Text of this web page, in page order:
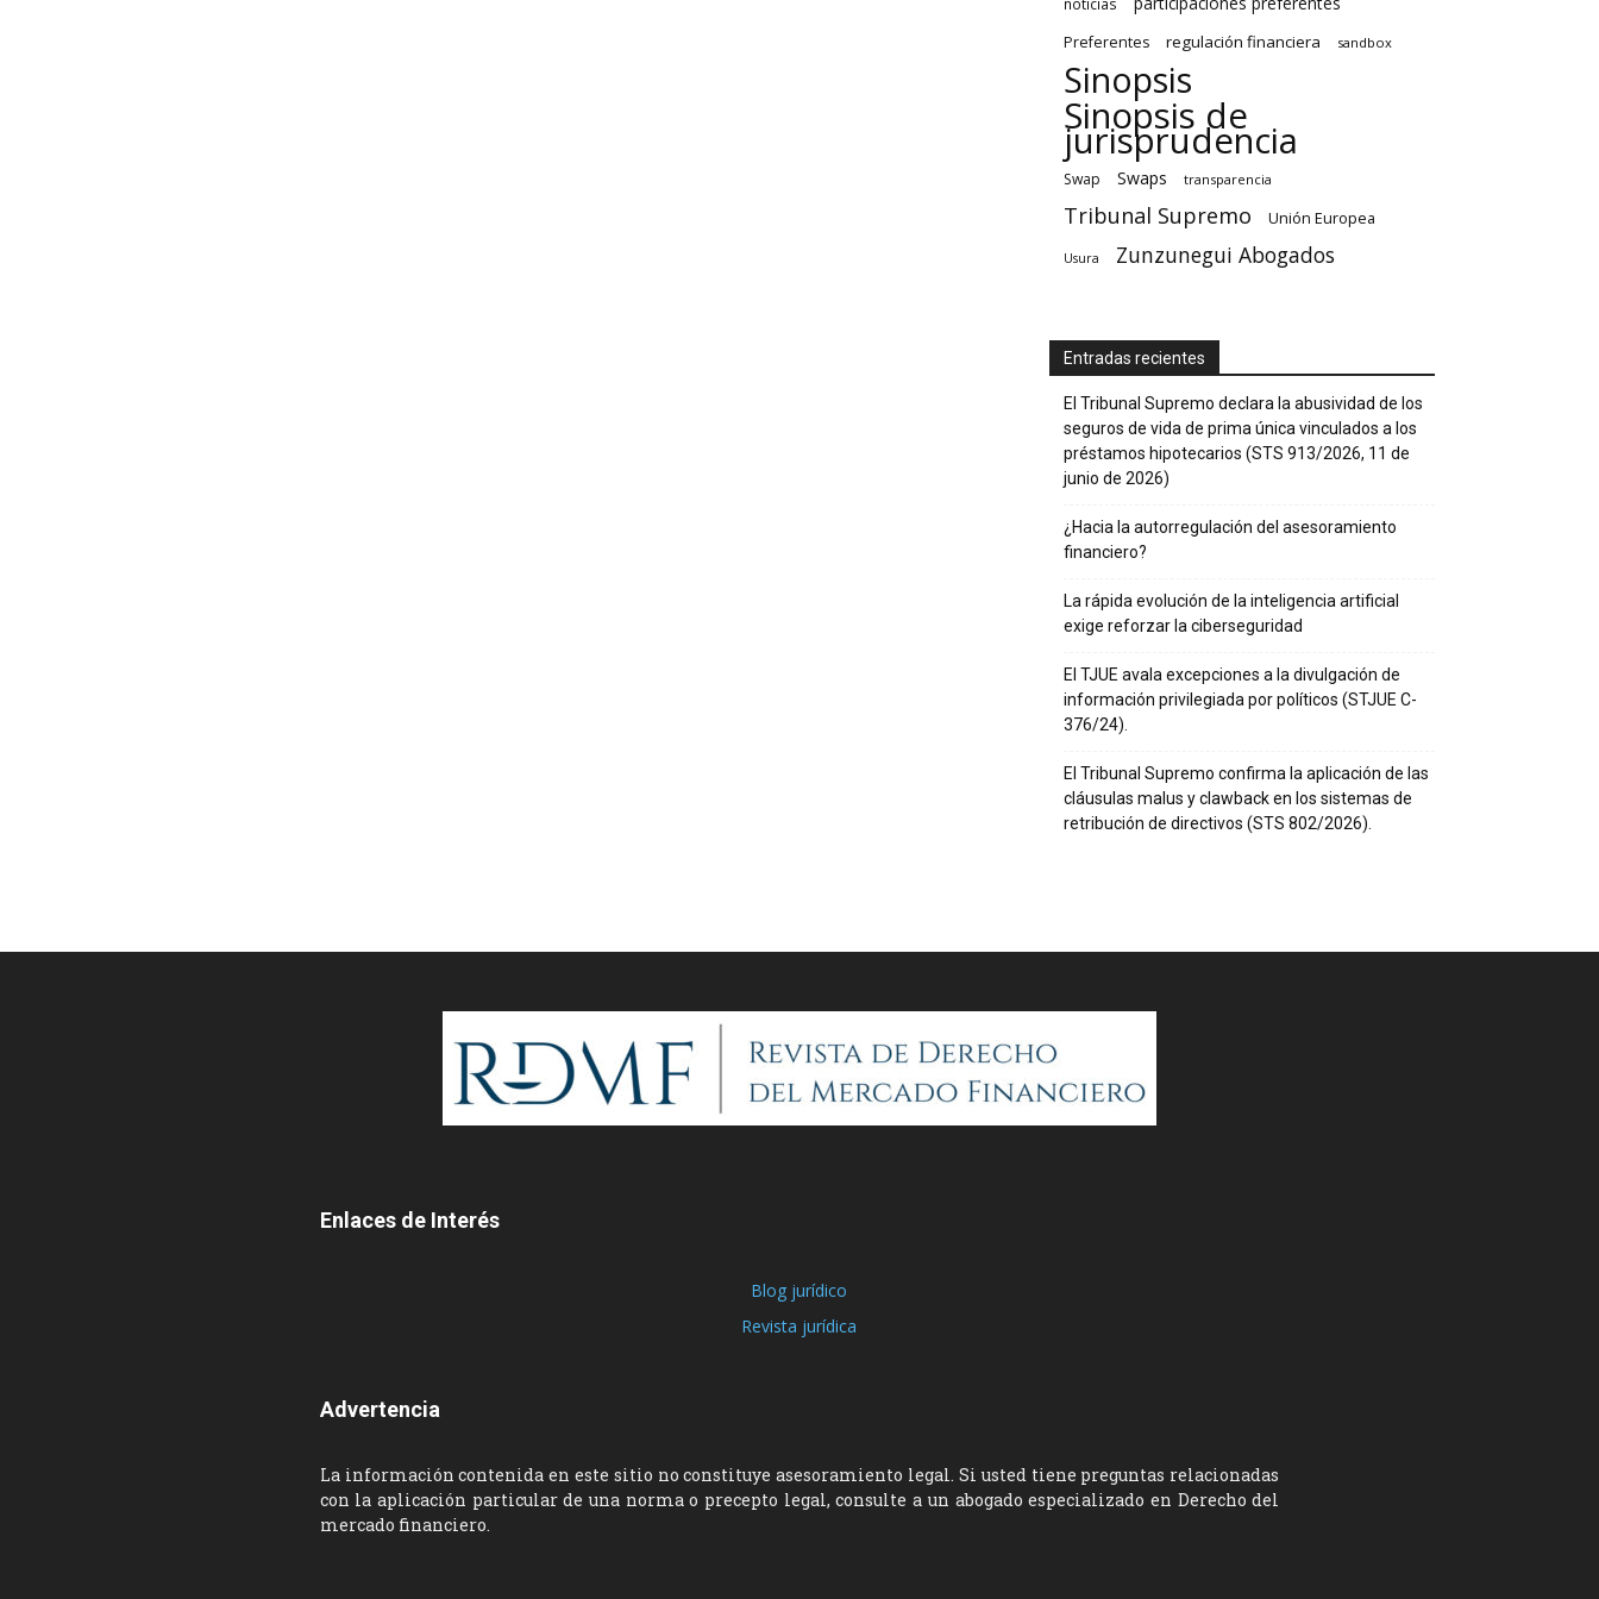
Preferentes regulación financiera sandbox
Sinopsis
Sinopsis de
jurisprudencia
Swap Swaps transparencia
Tribunal Supremo Unión Europea
Usura Zunzunegui Abogados
Entradas recientes
El Tribunal Supremo declara la abusividad de los
seguros de vida de prima única vinculados a los
préstamos hipotecarios (STS 913/2026, 11 de
junio de 2026)
¿Hacia la autorregulación del asesoramiento
financiero?
La rápida evolución de la inteligencia artificial
exige reforzar la ciberseguridad
El TJUE avala excepciones a la divulgación de
información privilegiada por políticos (STJUE C-
376/24).
El Tribunal Supremo confirma la aplicación de las
cláusulas malus y clawback en los sistemas de
retribución de directivos (STS 802/2026).
Enlaces de Interés
Blog jurídico
Revista jurídica
Advertencia
La información contenida en este sitio no constituye asesoramiento legal. Si usted tiene preguntas relacionadas
con la aplicación particular de una norma o precepto legal, consulte a un abogado especializado en Derecho del
mercado financiero.